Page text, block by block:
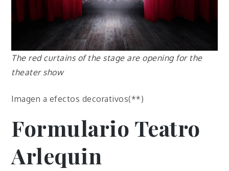
The red curtains of the stage are opening for the
theater show
Imagen a efectos decorativos(**)
Formulario Teatro
Arlequin